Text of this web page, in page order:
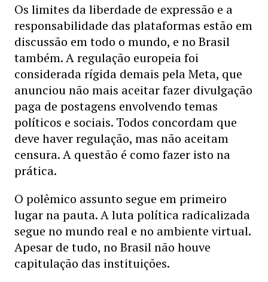
Os limites da liberdade de expressão e a
responsabilidade das plataformas estão em
discussão em todo o mundo, e no Brasil
também. A regulação europeia foi
considerada rígida demais pela Meta, que
anunciou não mais aceitar fazer divulgação
paga de postagens envolvendo temas
políticos e sociais. Todos concordam que
deve haver regulação, mas não aceitam
censura. A questão é como fazer isto na
prática.
O polêmico assunto segue em primeiro
lugar na pauta. A luta política radicalizada
segue no mundo real e no ambiente virtual.
Apesar de tudo, no Brasil não houve
capitulação das instituições.